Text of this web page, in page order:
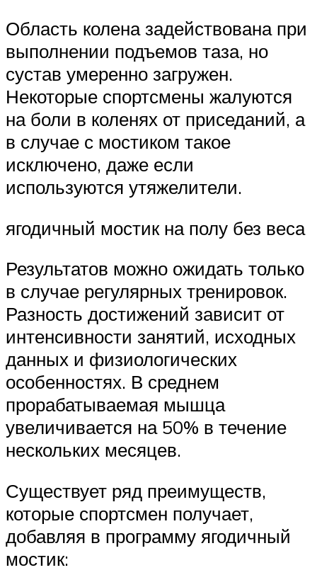
Область колена задействована при
выполнении подъемов таза, но
сустав умеренно загружен.
Некоторые спортсмены жалуются
на боли в коленях от приседаний, а
в случае с мостиком такое
исключено, даже если
используются утяжелители.
ягодичный мостик на полу без веса
Результатов можно ожидать только
в случае регулярных тренировок.
Разность достижений зависит от
интенсивности занятий, исходных
данных и физиологических
особенностях. В среднем
прорабатываемая мышца
увеличивается на 50% в течение
нескольких месяцев.
Существует ряд преимуществ,
которые спортсмен получает,
добавляя в программу ягодичный
мостик: